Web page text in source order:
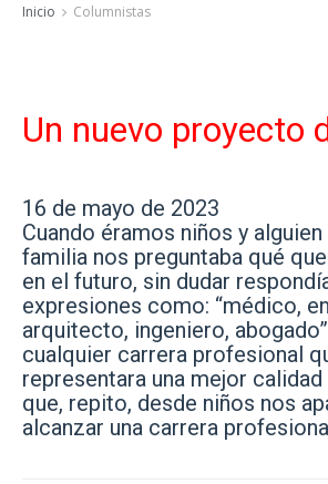
Inicio Columnistas
Un nuevo proyecto
16 de mayo de 2023
Cuando éramos niños y
familia nos preguntaba qué
en el futuro, sin dudar
expresiones como: “médico,
arquitecto, ingeniero,
cualquier carrera profesional
representara una mejor
que, repito, desde niños nos
alcanzar una carrera